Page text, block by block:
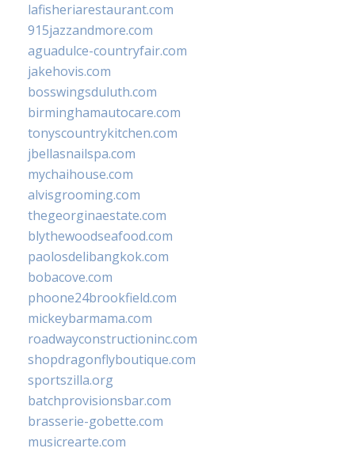
lafisheriarestaurant.com
915jazzandmore.com
aguadulce-countryfair.com
jakehovis.com
bosswingsduluth.com
birminghamautocare.com
tonyscountrykitchen.com
jbellasnailspa.com
mychaihouse.com
alvisgrooming.com
thegeorginaestate.com
blythewoodseafood.com
paolosdelibangkok.com
bobacove.com
phoone24brookfield.com
mickeybarmama.com
roadwayconstructioninc.com
shopdragonflyboutique.com
sportszilla.org
batchprovisionsbar.com
brasserie-gobette.com
musicrearte.com